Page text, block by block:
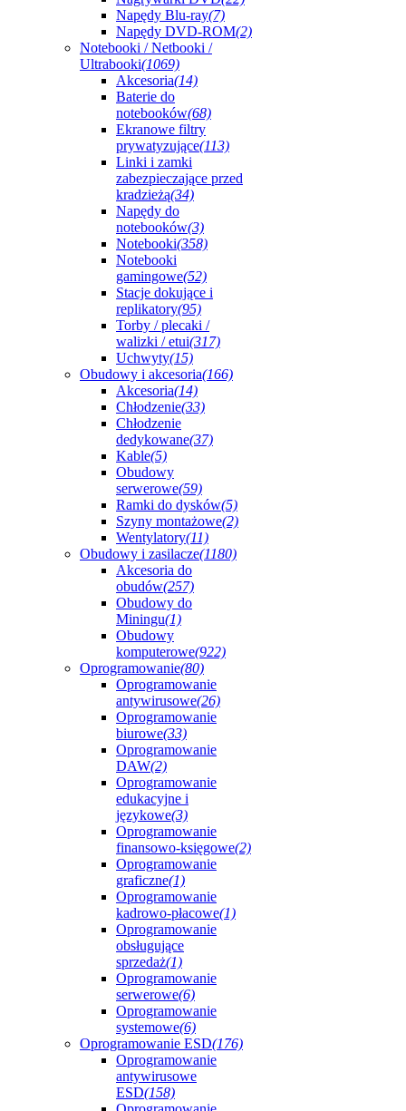
Napędy Blu-ray(7)
Napędy DVD-ROM(2)
Notebooki / Netbooki /
Ultrabooki(1069)
Akcesoria(14)
Baterie do
notebooków(68)
Ekranowe filtry
prywatyzujące(113)
Linki i zamki
zabezpieczające przed
kradzieżą(34)
Napędy do
notebooków(3)
Notebooki(358)
Notebooki
gamingowe(52)
Stacje dokujące i
replikatory(95)
Torby / plecaki /
walizki / etui(317)
Uchwyty(15)
Obudowy i akcesoria(166)
Akcesoria(14)
Chłodzenie(33)
Chłodzenie
dedykowane(37)
Kable(5)
Obudowy
serwerowe(59)
Ramki do dysków(5)
Szyny montażowe(2)
Wentylatory(11)
Obudowy i zasilacze(1180)
Akcesoria do
obudów(257)
Obudowy do
Miningu(1)
Obudowy
komputerowe(922)
Oprogramowanie(80)
Oprogramowanie
antywirusowe(26)
Oprogramowanie
biurowe(33)
Oprogramowanie
DAW(2)
Oprogramowanie
edukacyjne i
językowe(3)
Oprogramowanie
finansowo-księgowe(2)
Oprogramowanie
graficzne(1)
Oprogramowanie
kadrowo-płacowe(1)
Oprogramowanie
obsługujące
sprzedaż(1)
Oprogramowanie
serwerowe(6)
Oprogramowanie
systemowe(6)
Oprogramowanie ESD(176)
Oprogramowanie
antywirusowe
ESD(158)